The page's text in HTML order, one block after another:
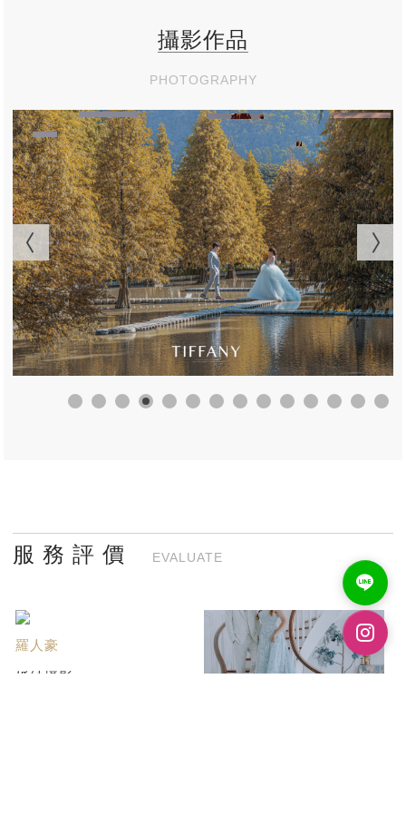
攝影作品
PHOTOGRAPHY
服 務 評 價 EVALUATE
羅人豪
婚紗攝影